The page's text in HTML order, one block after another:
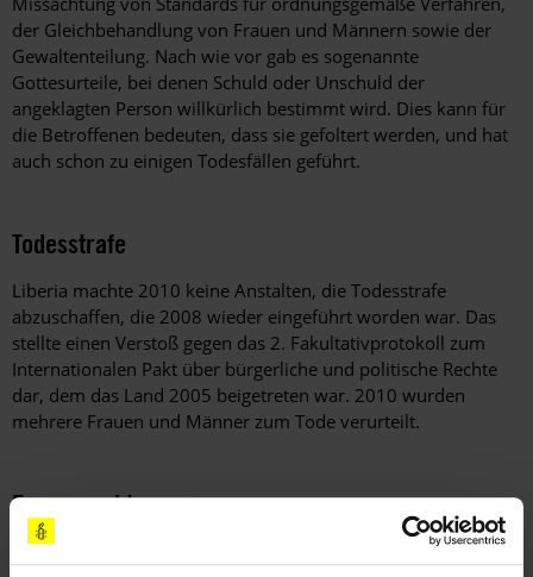
der Gleichbehandlung von Frauen und Männern sowie der
Gewaltenteilung. Nach wie vor gab es sogenannte
Gottesurteile, bei denen Schuld oder Unschuld der
angeklagten Person willkürlich bestimmt wird. Dies kann für
die Betroffenen bedeuten, dass sie gefoltert werden, und hat
auch schon zu einigen Todesfällen geführt.
Todesstrafe
Liberia machte 2010 keine Anstalten, die Todesstrafe
abzuschaffen, die 2008 wieder eingeführt worden war. Das
stellte einen Verstoß gegen das 2. Fakultativprotokoll zum
Internationalen Pakt über bürgerliche und politische Rechte
dar, dem das Land 2005 beigetreten war. 2010 wurden
mehrere Frauen und Männer zum Tode verurteilt.
Frauenrechte
Vergewaltigungen und andere Formen sexueller Gewalt